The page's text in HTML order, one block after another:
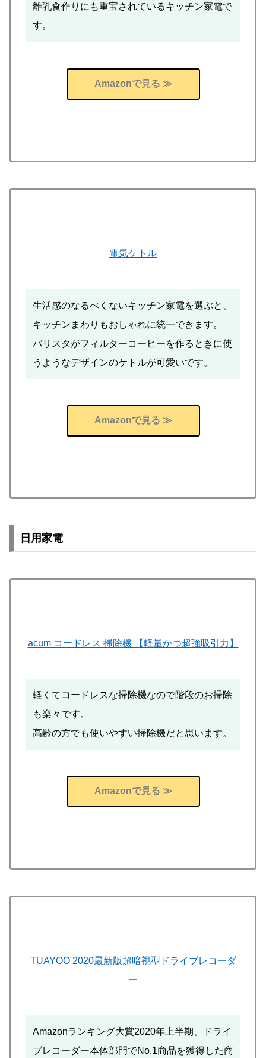
離乳食作りにも重宝されているキッチン家電で
す。
Amazonで見る ≫
電気ケトル
生活感のなるべくないキッチン家電を選ぶと、
キッチンまわりもおしゃれに統一できます。
バリスタがフィルターコーヒーを作るときに使
うようなデザインのケトルが可愛いです。
Amazonで見る ≫
日用家電
acum コードレス 掃除機 【軽量かつ超強吸引力】
軽くてコードレスな掃除機なので階段のお掃除
も楽々です。
高齢の方でも使いやすい掃除機だと思います。
Amazonで見る ≫
TUAYOO 2020最新版超暗視型ドライブレコーダ
ー
Amazonランキング大賞2020年上半期、ドライ
ブレコーダー本体部門でNo.1商品を獲得した商